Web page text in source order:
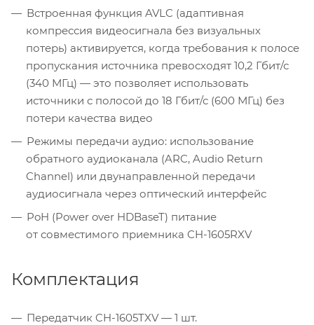
Встроенная функция AVLC (адаптивная
компрессия видеосигнала без визуальных
потерь) активируется, когда требования к полосе
пропускания источника превосходят 10,2 Гбит/с
(340 МГц) — это позволяет использовать
источники с полосой до 18 Гбит/с (600 МГц) без
потери качества видео
Режимы передачи аудио: использование
обратного аудиоканала (ARC, Audio Return
Channel) или двунаправленной передачи
аудиосигнала через оптический интерфейс
PoH (Power over HDBaseT) питание
от совместимого приемника CH-1605RXV
Комплектация
Передатчик CH-1605TXV — 1 шт.